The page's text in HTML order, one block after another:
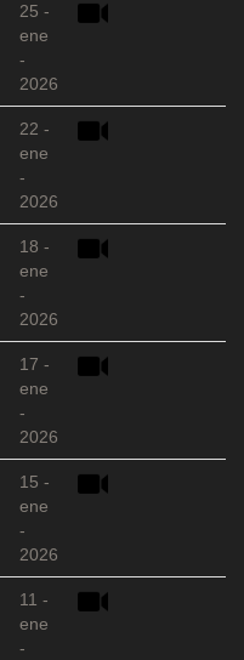
25 -
ene
-
2026
22 -
ene
-
2026
18 -
ene
-
2026
17 -
ene
-
2026
15 -
ene
-
2026
11 -
ene
-